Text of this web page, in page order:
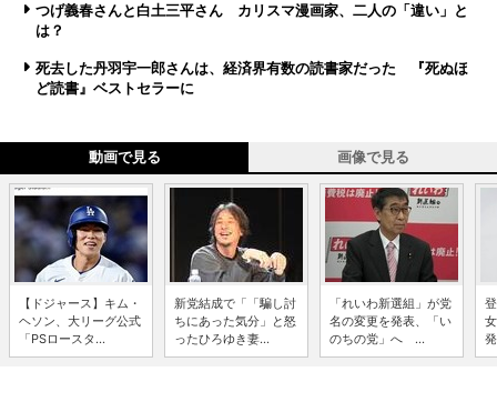
つげ義春さんと白土三平さん カリスマ漫画家、二人の「違い」と
は？
死去した丹羽宇一郎さんは、経済界有数の読書家だった 『死ぬほ
ど読書』ベストセラーに
動画で見る 画像で見る
【ドジャース】キム・
ヘソン、大リーグ公式
「PSロースタ...
新党結成で「「騙し討
ちにあった気分」と怒
ったひろゆき妻...
「れいわ新選組」が党
名の変更を発表、「い
のちの党」へ ...